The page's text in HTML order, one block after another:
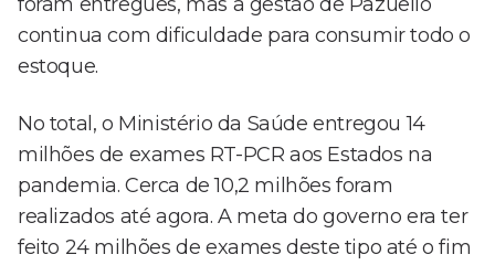
foram entregues, mas a gestão de Pazuello
continua com dificuldade para consumir todo o
estoque.
No total, o Ministério da Saúde entregou 14
milhões de exames RT-PCR aos Estados na
pandemia. Cerca de 10,2 milhões foram
realizados até agora. A meta do governo era ter
feito 24 milhões de exames deste tipo até o fim